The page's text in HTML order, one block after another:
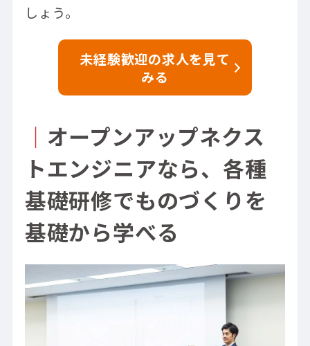
しょう。
未経験歓迎の求人を見て
みる
｜ オープンアップネクス
トエンジニアなら、各種
基礎研修でものづくりを
基礎から学べる